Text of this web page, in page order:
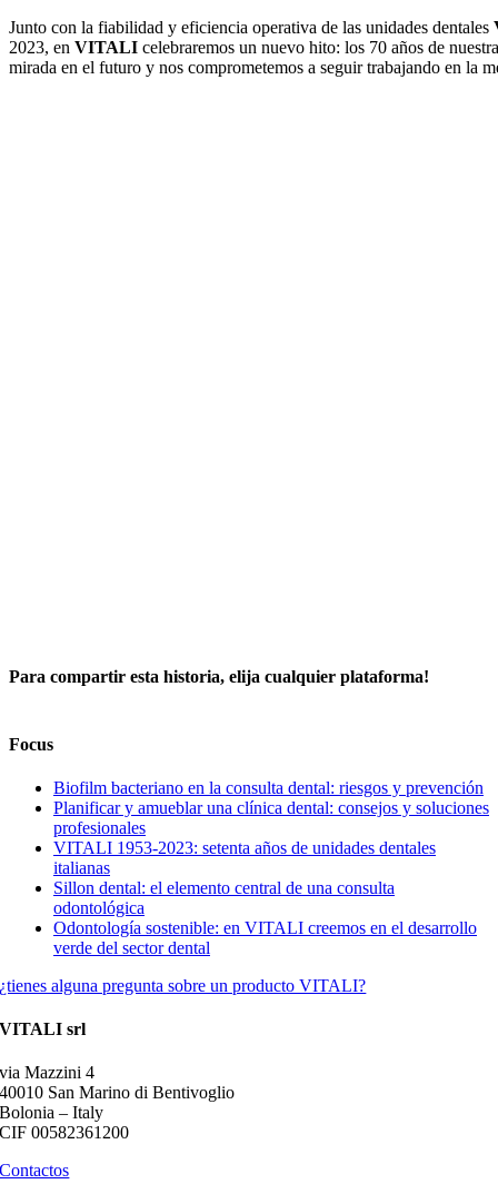
Junto con la fiabilidad y eficiencia operativa de las unidades dentales
2023, en VITALI celebraremos un nuevo hito: los 70 años de
mirada en el futuro y nos comprometemos a seguir trabajando en la
Para compartir esta historia, elija cualquier plataforma!
electrónico
Focus
Biofilm bacteriano en la consulta dental: riesgos y prevención
Planificar y amueblar una clínica dental: consejos y soluciones
profesionales
VITALI 1953-2023: setenta años de unidades dentales
italianas
Sillon dental: el elemento central de una consulta
odontológica
Odontología sostenible: en VITALI creemos en el desarrollo
verde del sector dental
¿tienes alguna pregunta sobre un producto VITALI?
VITALI srl
via Mazzini 4
40010 San Marino di Bentivoglio
Bolonia – Italy
CIF 00582361200
Contactos